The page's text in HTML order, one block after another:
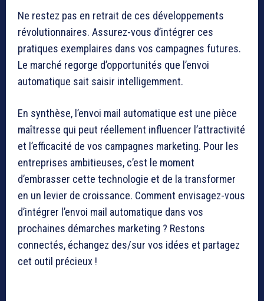
Ne restez pas en retrait de ces développements
révolutionnaires. Assurez-vous d’intégrer ces
pratiques exemplaires dans vos campagnes futures.
Le marché regorge d’opportunités que l’envoi
automatique sait saisir intelligemment.
En synthèse, l’envoi mail automatique est une pièce
maîtresse qui peut réellement influencer l’attractivité
et l’efficacité de vos campagnes marketing. Pour les
entreprises ambitieuses, c’est le moment
d’embrasser cette technologie et de la transformer
en un levier de croissance. Comment envisagez-vous
d’intégrer l’envoi mail automatique dans vos
prochaines démarches marketing ? Restons
connectés, échangez des/sur vos idées et partagez
cet outil précieux !